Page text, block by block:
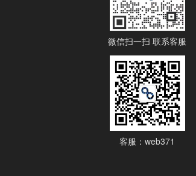
微信扫一扫 联系客服
客服：web371